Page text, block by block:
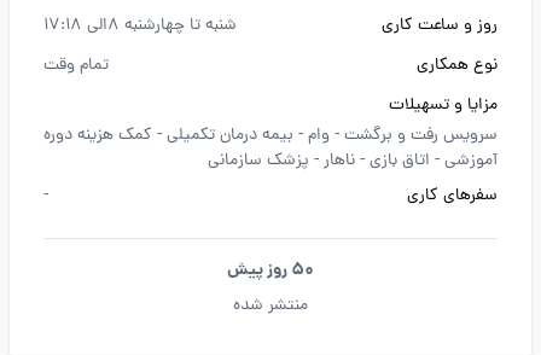
روز و ساعت کاری
شنبه تا چهارشنبه 8الی 17:18
نوع همکاری
تمام وقت
مزایا و تسهیلات
سرویس رفت و برگشت -وام - بیمه درمان تکمیلی - کمک هزینه دوره
آموزشی - اتاق بازی -ناهار - پزشک سازمانی
سفرهای کاری
-
50 روز پیش
منتشر شده